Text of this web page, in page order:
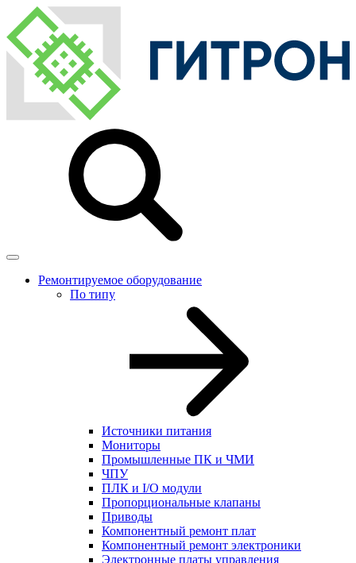
Ремонтируемое оборудование
По типу
Источники питания
Мониторы
Промышленные ПК и ЧМИ
ЧПУ
ПЛК и I/O модули
Пропорциональные клапаны
Приводы
Компонентный ремонт плат
Компонентный ремонт электроники
Электронные платы управления